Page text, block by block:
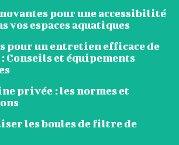
pour une accessibilité
vos espaces aquatiques
pour un entretien efficace de
Conseils et équipements
privée : les normes et
les boules de filtre de